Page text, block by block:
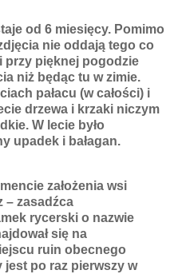
od 6 miesięcy. Pomimo
nie oddają tego co
przy pięknej pogodzie
niż będąc tu w zimie.
pałacu (w całości) i
drzewa i krzaki niczym
W lecie było
upadek i bałagan.
założenia wsi
– zasadźca
rycerski o nazwie
się na
ruin obecnego
jest po raz pierwszy w